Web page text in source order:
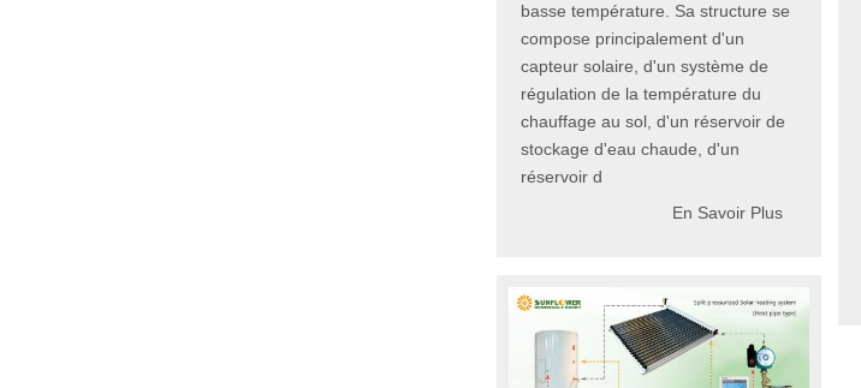
basse température. Sa structure se
compose principalement d'un
capteur solaire, d'un système de
régulation de la température du
chauffage au sol, d'un réservoir de
stockage d'eau chaude, d'un
réservoir d
En Savoir Plus